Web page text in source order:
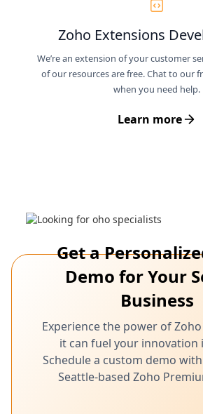
Zoho Extensions
We’re an extension of your customer
of our resources are free. Chat to our
when you need help.
Learn more
Get a
Demo for Your
Business
Experience the power of
it can fuel your innovation
Schedule a custom demo
Seattle-based Zoho